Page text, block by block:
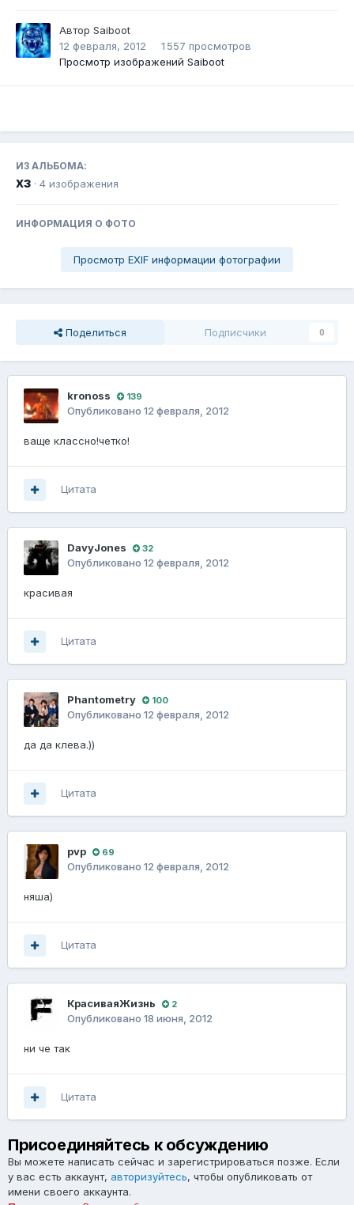
Автор Saiboot
12 февраля, 2012
1 557 просмотров
Просмотр изображений Saiboot
ИЗ АЛЬБОМА:
хз · 4 изображения
ИНФОРМАЦИЯ О ФОТО
Просмотр EXIF информации фотографии
Поделиться Подписчики 0
kronoss 139
Опубликовано 12 февраля, 2012
ваще классно!четко!
Цитата
DavуJones 32
Опубликовано 12 февраля, 2012
красивая
Цитата
Phantometry 100
Опубликовано 12 февраля, 2012
да да клева.))
Цитата
pvp 69
Опубликовано 12 февраля, 2012
няша)
Цитата
КрасиваяЖизнь 2
Опубликовано 18 июня, 2012
ни че так
Цитата
Присоединяйтесь к обсуждению
Вы можете написать сейчас и зарегистрироваться позже. Если
у вас есть аккаунт, авторизуйтесь, чтобы опубликовать от
имени своего аккаунта.